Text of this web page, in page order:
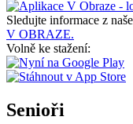
Sledujte informace z
V OBRAZE.
Volně ke stažení:
Senioři